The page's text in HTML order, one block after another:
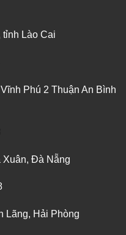
tỉnh Lào Cai
Phú 2 Thuận An Bình
Xuân, Đà Nẵng
Lãng, Hải Phòng